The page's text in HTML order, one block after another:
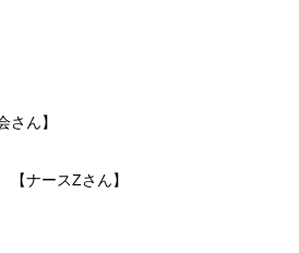
ん】
ナースZさん】